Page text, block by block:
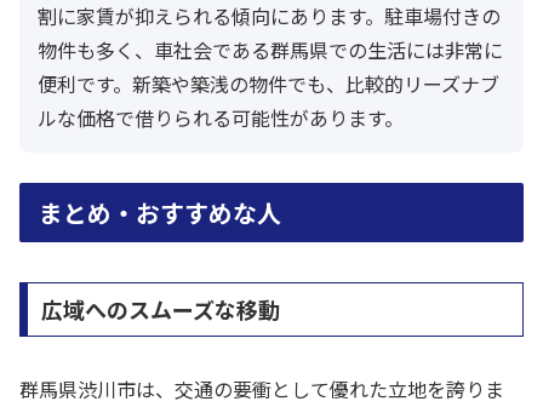
割に家賃が抑えられる傾向にあります。駐車場付きの
物件も多く、車社会である群馬県での生活には非常に
便利です。新築や築浅の物件でも、比較的リーズナブ
ルな価格で借りられる可能性があります。
まとめ・おすすめな人
広域へのスムーズな移動
群馬県渋川市は、交通の要衝として優れた立地を誇りま